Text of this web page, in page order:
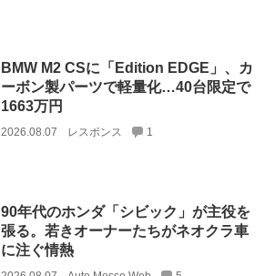
BMW M2 CSに「Edition EDGE」、カ
ーボン製パーツで軽量化…40台限定で
1663万円
2026.08.07 レスポンス 1
90年代のホンダ「シビック」が主役を
張る。若きオーナーたちがネオクラ車
に注ぐ情熱